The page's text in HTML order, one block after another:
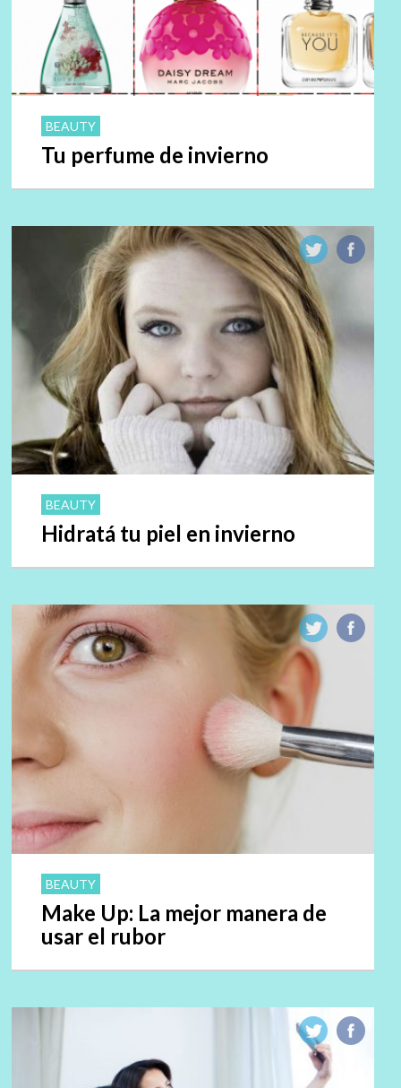
BEAUTY
Tu perfume de invierno
BEAUTY
Hidratá tu piel en invierno
BEAUTY
Make Up: La mejor manera de
usar el rubor